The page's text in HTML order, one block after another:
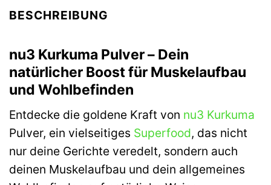
BESCHREIBUNG
nu3 Kurkuma Pulver – Dein
natürlicher Boost für Muskelaufbau
und Wohlbefinden
Entdecke die goldene Kraft von nu3 Kurkuma
Pulver, ein vielseitiges Superfood, das nicht
nur deine Gerichte veredelt, sondern auch
deinen Muskelaufbau und dein allgemeines